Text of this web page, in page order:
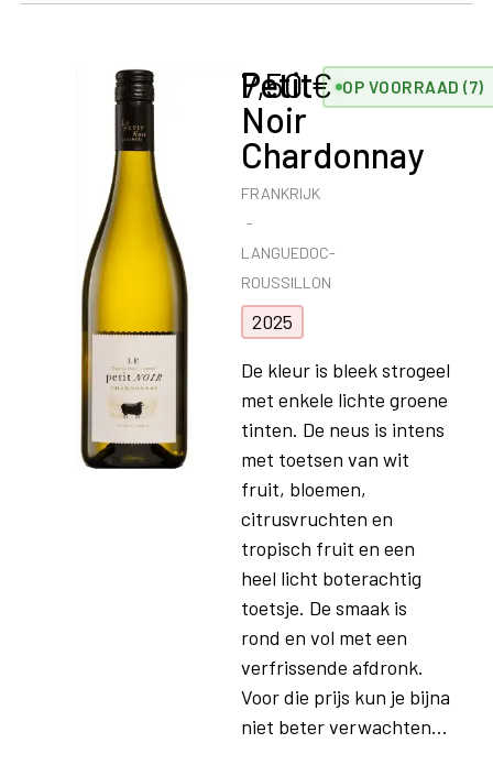
Petit
Noir
Chardonnay
FRANKRIJK
LANGUEDOC-
ROUSSILLON
2025
7,50€ OP VOORRAAD (7)
De kleur is bleek strogeel
met enkele lichte groene
tinten. De neus is intens
met toetsen van wit
fruit, bloemen,
citrusvruchten en
tropisch fruit en een
heel licht boterachtig
toetsje. De smaak is
rond en vol met een
verfrissende afdronk.
Voor die prijs kun je bijna
niet beter verwachten...